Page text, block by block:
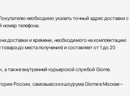
необходимо указать точный адрес доставки с
телефона.
доставки и времени, необходимого на комплектацию
до места получения) и составляет от 1 до 20
также внутренней курьерской службой Giome.
России, самовывоз из шоурума Giome в Москве –